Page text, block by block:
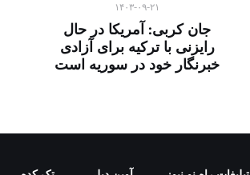
۱۴۰۳-۰۹-۲۱
جان کربی: آمریکا در حال
رایزنی با ترکیه برای آزادی
خبرنگار خود در سوریه است